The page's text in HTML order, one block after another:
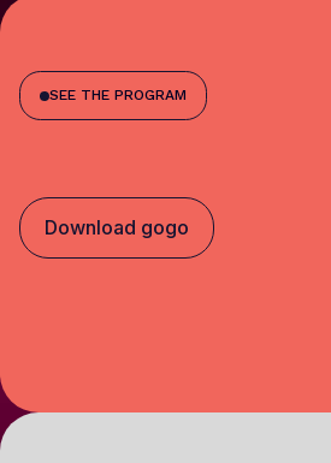
SEE THE PROGRAM
Download gogo